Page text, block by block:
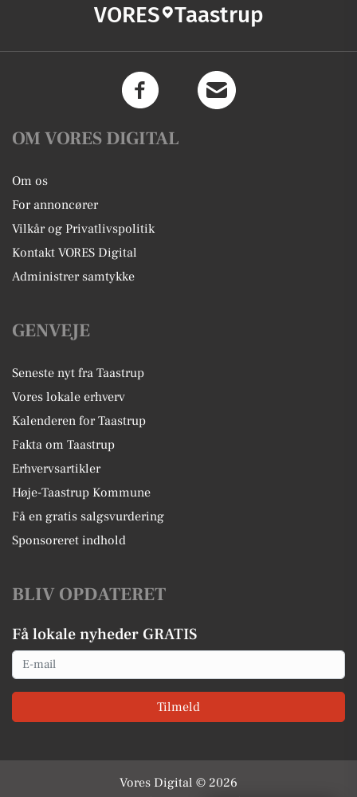
VORES Taastrup
OM VORES DIGITAL
Om os
For annoncører
Vilkår og Privatlivspolitik
Kontakt VORES Digital
Administrer samtykke
GENVEJE
Seneste nyt fra Taastrup
Vores lokale erhverv
Kalenderen for Taastrup
Fakta om Taastrup
Erhvervsartikler
Høje-Taastrup Kommune
Få en gratis salgsvurdering
Sponsoreret indhold
BLIV OPDATERET
Få lokale nyheder GRATIS
Email
Tilmeld
Vores Digital © 2026